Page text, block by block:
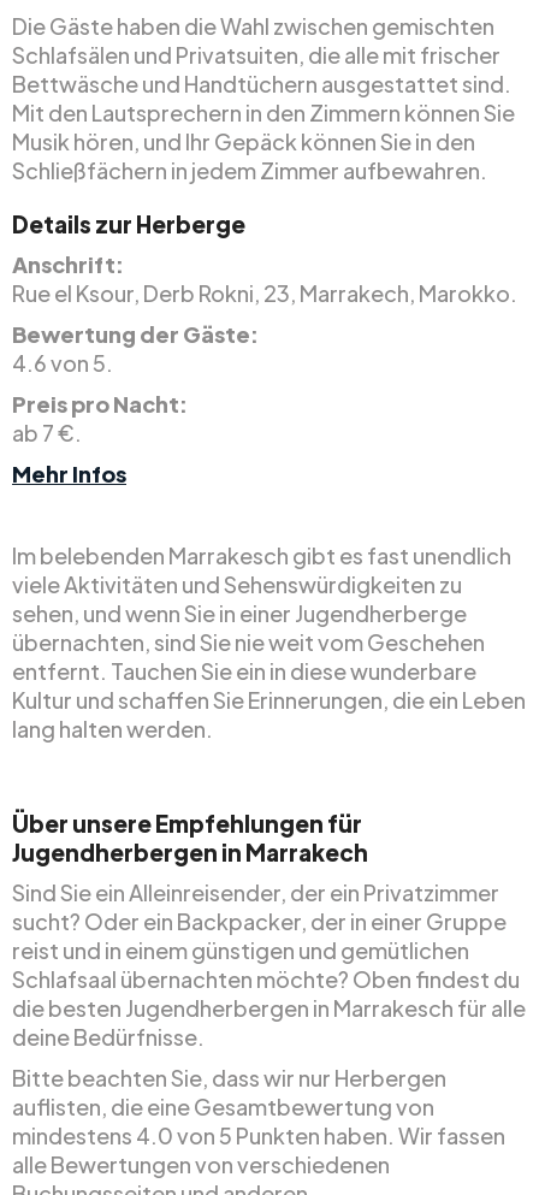
Die Gäste haben die Wahl zwischen gemischten
Schlafsälen und Privatsuiten, die alle mit frischer
Bettwäsche und Handtüchern ausgestattet sind.
Mit den Lautsprechern in den Zimmern können Sie
Musik hören, und Ihr Gepäck können Sie in den
Schließfächern in jedem Zimmer aufbewahren.
Details zur Herberge
Anschrift:
Rue el Ksour, Derb Rokni, 23, Marrakech, Marokko.
Bewertung der Gäste:
4.6 von 5.
Preis pro Nacht:
ab 7 €.
Mehr Infos
Im belebenden Marrakesch gibt es fast unendlich
viele Aktivitäten und Sehenswürdigkeiten zu
sehen, und wenn Sie in einer Jugendherberge
übernachten, sind Sie nie weit vom Geschehen
entfernt. Tauchen Sie ein in diese wunderbare
Kultur und schaffen Sie Erinnerungen, die ein Leben
lang halten werden.
Über unsere Empfehlungen für
Jugendherbergen in Marrakech
Sind Sie ein Alleinreisender, der ein Privatzimmer
sucht? Oder ein Backpacker, der in einer Gruppe
reist und in einem günstigen und gemütlichen
Schlafsaal übernachten möchte? Oben findest du
die besten Jugendherbergen in Marrakesch für alle
deine Bedürfnisse.
Bitte beachten Sie, dass wir nur Herbergen
auflisten, die eine Gesamtbewertung von
mindestens 4.0 von 5 Punkten haben. Wir fassen
alle Bewertungen von verschiedenen